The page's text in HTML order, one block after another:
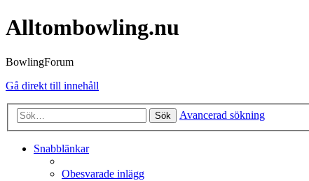
Alltombowling.nu
BowlingForum
Gå direkt till innehåll
Sök Avancerad sökning
Snabblänkar
Obesvarade inlägg